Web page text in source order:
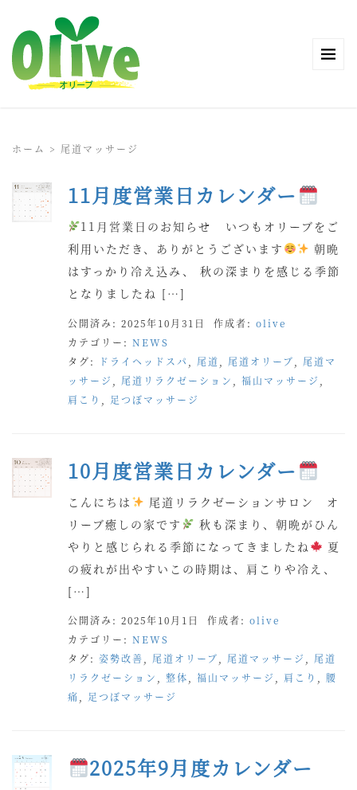
ホーム > 尾道マッサージ
11月度営業日カレンダー
11月営業日のお知らせ いつもオリーブをご
利用いただき、ありがとうございます
朝晩
はすっかり冷え込み、 秋の深まりを感じる季節
となりましたね […]
公開済み: 2025年10月31日 作成者: olive
カテゴリー: NEWS
タグ:
ドライヘッドスパ 尾道 尾道オリーブ
尾道マ
ッサージ
尾道リラクゼーション 福山マッサージ
肩こり
足つぼマッサージ
10月度営業日カレンダー
こんにちは
尾道リラクゼーションサロン オ
リーブ癒しの家です
秋も深まり、朝晩がひん
やりと感じられる季節になってきましたね
夏
の疲れが出やすいこの時期は、肩こりや冷え、
[…]
公開済み: 2025年10月1日 作成者: olive
カテゴリー: NEWS
タグ: 姿勢改善 尾道オリーブ 尾道マッサージ
尾道
リラクゼーション
整体 福山マッサージ 肩こり
腰
痛
足つぼマッサージ
2025年9月度カレンダー